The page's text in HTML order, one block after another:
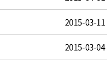
2015-03-11
2015-03-04